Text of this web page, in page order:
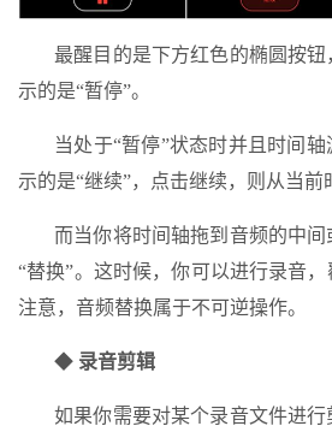
最醒目的是下方红色的椭圆按
示的是“暂停”。
当处于“暂停”状态时并且时间
示的是“继续”，点击继续，则从当前
而当你将时间轴拖到音频的中
“替换”。这时候，你可以进行录音，
注意，音频替换属于不可逆操作。
◆ 录音剪辑
如果你需要对某个录音文件进